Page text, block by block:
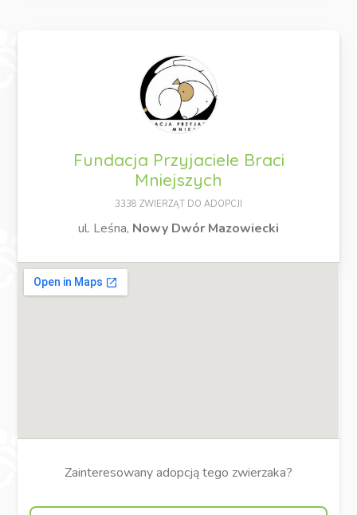
Fundacja Przyjaciele Braci
Mniejszych
3338 ZWIERZĄT DO ADOPCJI
ul. Leśna, Nowy Dwór Mazowiecki
Zainteresowany adopcją tego zwierzaka?